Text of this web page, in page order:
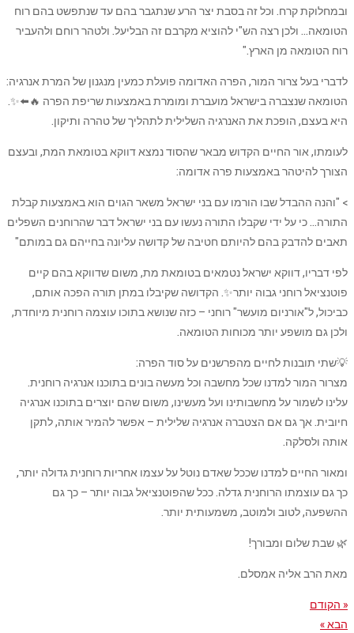
ובמחלוקת קרח. וכל זה בסבת יצר הרע שנתגבר בהם עד שנתפשט בהם רוח
הטומאה… ולכן רצה הש"י להוציא מקרבם זה הבליעל. ולטהר רוחם ולהעביר
רוח הטומאה מן הארץ."
לדברי בעל צרור המור, הפרה האדומה פועלת כמעין מנגנון של המרת אנרגיה:
הטומאה שנצברה בישראל מועברת ומומרת באמצעות שריפת הפרה 🔥⬅️✨.
היא בעצם, הופכת את האנרגיה השלילית לתהליך של טהרה ותיקון.
לעומתו, אור החיים הקדוש מבאר שהסוד נמצא דווקא בטומאת המת, ובעצם
הצורך להיטהר באמצעות פרה אדומה:
> "והנה ההבדל שבו הורמו עם בני ישראל משאר הגוים הוא באמצעות קבלת
התורה… כי על ידי שקבלו התורה נעשו עם בני ישראל דבר שהרוחנים השפלים
תאבים להדבק בהם להיותם חטיבה של קדושה עליונה בחייהם גם במותם"
לפי דבריו, דווקא ישראל נטמאים בטומאת מת, משום שדווקא בהם קיים
פוטנציאל רוחני גבוה יותר✨. הקדושה שקיבלו במתן תורה הפכה אותם,
כביכול, ל"אורניום מועשר" רוחני – כזה שנושא בתוכו עוצמה רוחנית מיוחדת,
ולכן גם מושפע יותר מכוחות הטומאה.
💡שתי תובנות לחיים מהפרשנים על סוד הפרה:
מצרור המור למדנו שכל מחשבה וכל מעשה בונים בתוכנו אנרגיה רוחנית.
עלינו לשמור על מחשבותינו ועל מעשינו, משום שהם יוצרים בתוכנו אנרגיה
חיובית. אך גם אם הצטברה אנרגיה שלילית – אפשר להמיר אותה, לתקן
אותה ולסלקה.
ומאור החיים למדנו שככל שאדם נוטל על עצמו אחריות רוחנית גדולה יותר,
כך גם עוצמתו הרוחנית גדלה. ככל שהפוטנציאל גבוה יותר – כך גם
ההשפעה, לטוב ולמוטב, משמעותית יותר.
🌿 שבת שלום ומבורך!
מאת הרב אליה אמסלם.
« הקודם
הבא »